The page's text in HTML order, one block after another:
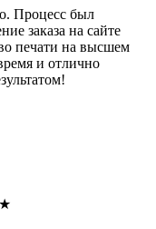
Процесс был
заказа на сайте
печати на высшем
и отлично
★